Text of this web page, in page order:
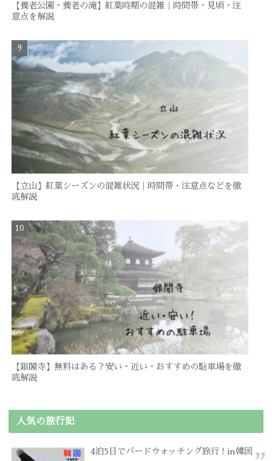
【養老公園・養老の滝】紅葉時期の混雑｜時間帯・見頃・注
意点を解説
【立山】紅葉シーズンの混雑状況｜時間帯・注意点などを徹
底解説
【銀閣寺】無料はある？安い・近い・おすすめの駐車場を徹
底解説
人気の旅行記
4泊5日でバードウォッチング旅行 ! in韓国